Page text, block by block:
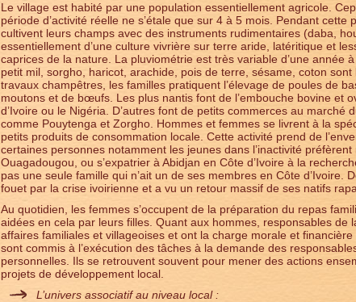
Le village est habité par une population essentiellement agricole.
période d’activité réelle ne s’étale que sur 4 à 5 mois. Pendant
cultivent leurs champs avec des instruments rudimentaires (daba,
essentiellement d’une culture vivrière sur terre aride, latéritique et
caprices de la nature. La pluviométrie est très variable d’une année
petit mil, sorgho, haricot, arachide, pois de terre, sésame, coton
travaux champêtres, les familles pratiquent l’élevage de poules de
moutons et de bœufs. Les plus nantis font de l’embouche bovine et
d’Ivoire ou le Nigéria. D’autres font de petits commerces au marché
comme Pouytenga et Zorgho. Hommes et femmes se livrent à la
petits produits de consommation locale. Cette activité prend de
certaines personnes notamment les jeunes dans l’inactivité
Ouagadougou, ou s’expatrier à Abidjan en Côte d’Ivoire à la
pas une seule famille qui n’ait un de ses membres en Côte d’Ivoire.
fouet par la crise ivoirienne et a vu un retour massif de ses natifs
Au quotidien, les femmes s’occupent de la préparation du repas
aidées en cela par leurs filles. Quant aux hommes, responsables de
affaires familiales et villageoises et ont la charge morale et
sont commis à l’exécution des tâches à la demande des
personnelles. Ils se retrouvent souvent pour mener des actions
projets de développement local.
L’univers associatif au niveau local :